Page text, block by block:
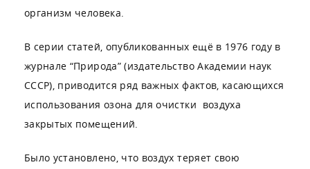
организм человека.
В серии статей, опубликованных ещё в 1976 году в
журнале “Природа” (издательство Академии наук
СССР), приводится ряд важных фактов, касающихся
использования озона для очистки воздуха
закрытых помещений.
Было установлено, что воздух теряет свою